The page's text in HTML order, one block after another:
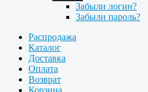
Забыли логин?
Забыли пароль?
Распродажа
Каталог
Доставка
Оплата
Возврат
Корзина